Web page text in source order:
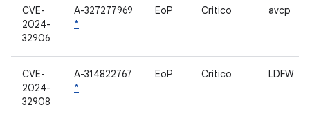
CVE-
2024-
32906
A-327277969
*
EoP Critico avcp
CVE-
2024-
32908
A-314822767
*
EoP Critico LDFW